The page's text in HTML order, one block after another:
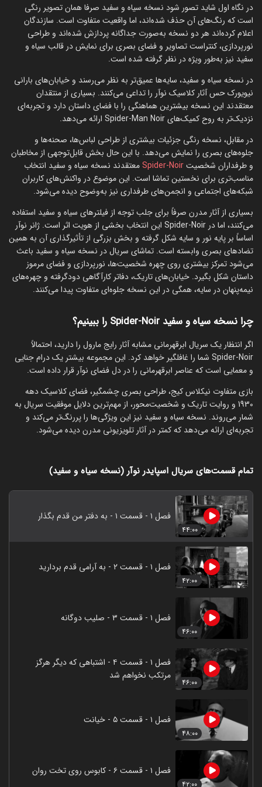
در نگاه اول شاید تصور شود نسخه سیاه و سفید صرفا همان تصویر رنگی
است که رنگ‌های آن حذف شده‌اند، اما واقعیت متفاوت است. سازندگان
اعلام کرده‌اند هر دو نسخه به‌صورت جداگانه پردازش شده‌اند و طراحی
نورپردازی، کنتراست تصاویر و فضای بصری برای نمایش در قالب سیاه و
سفید نیز به‌طور ویژه در نظر گرفته شده است.
در نسخه سیاه و سفید، سایه‌ها عمیق‌تر به نظر می‌رسند و خیابان‌های بارانی
نیویورک حس آثار کلاسیک نوآر را تداعی می‌کنند. بسیاری از منتقدان
معتقدند این نسخه بیشترین هماهنگی را با فضای داستان دارد و تجربه‌ای
نزدیک‌تر به روح کمیک‌های Spider-Man Noir ارائه می‌دهد.
در مقابل، نسخه رنگی جزئیات بیشتری از طراحی لباس‌ها، صحنه‌ها و
جلوه‌های بصری را نمایش می‌دهد. با این حال بخش قابل‌توجهی از مخاطبان
و طرفداران شخصیتSpider-Noirمعتقدند نسخه سیاه و سفید انتخاب
مناسب‌تری برای نخستین تماشا است. این موضوع در واکنش‌های کاربران
شبکه‌های اجتماعی و انجمن‌های طرفداری نیز به‌وضوح دیده می‌شود.
بسیاری از آثار مدرن صرفاً برای جلب توجه از فیلترهای سیاه و سفید استفاده
می‌کنند، اما در Spider-Noir این انتخاب بخشی از هویت اثر است. ژانر نوآر
اساساً بر پایه نور و سایه شکل گرفته و بخش بزرگی از تأثیرگذاری آن به همین
تضادهای بصری وابسته است. تماشای سریال در نسخه سیاه و سفید باعث
می‌شود تمرکز بیشتری روی چهره شخصیت‌ها، نورپردازی و فضای مرموز
داستان شکل بگیرد. خیابان‌های تاریک، دفاتر کارآگاهی دودگرفته و چهره‌های
نیمه‌پنهان در سایه، همگی در این نسخه جلوه‌ای متفاوت پیدا می‌کنند.
چرا نسخه سیاه و سفید Spider-Noir را ببینیم؟
اگر انتظار یک سریال ابرقهرمانی مشابه آثار رایج مارول را دارید، احتمالاً
Spider-Noir شما را غافلگیر خواهد کرد. این مجموعه بیشتر یک درام جنایی
و معمایی است که عناصر ابرقهرمانی را در دل فضای نوآر قرار داده است.
بازی متفاوت نیکلاس کیج، طراحی بصری چشمگیر، فضای کلاسیک دهه
1930 و روایت تاریک و شخصیت‌محور، از مهم‌ترین دلایل موفقیت سریال به
شمار می‌روند. نسخه سیاه و سفید نیز این ویژگی‌ها را پررنگ‌تر می‌کند و
تجربه‌ای ارائه می‌دهد که کمتر در آثار تلویزیونی مدرن دیده می‌شود.
تمام قسمت‌های سریال اسپایدر نوآر (نسخه سیاه و سفید)
۴۴:۰۰
فصل ۱ - قسمت ۱ - به دفتر من قدم بگذار
۴۲:۰۰
فصل ۱ - قسمت ۲ - به آرامی قدم بردارید
۴۶:۰۰
فصل ۱ - قسمت ۳ - صلیب دوگانه
۴۶:۰۰
فصل ۱ - قسمت ۴ - اشتباهی که دیگر هرگز
مرتکب نخواهم شد
۴۸:۰۰
فصل ۱ - قسمت ۵ - خیانت
۴۲:۰۰
فصل ۱ - قسمت ۶ - کابوس روی تخت روان